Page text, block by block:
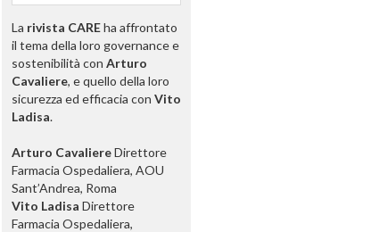
La rivista CAREha affrontato
il tema della loro governance e
sostenibilità con Arturo
Cavaliere, e quello della loro
sicurezza ed efficacia con Vito
Ladisa.
Arturo CavaliereDirettore
Farmacia Ospedaliera, AOU
Sant’Andrea, Roma
Vito Ladisa Direttore
Farmacia Ospedaliera,